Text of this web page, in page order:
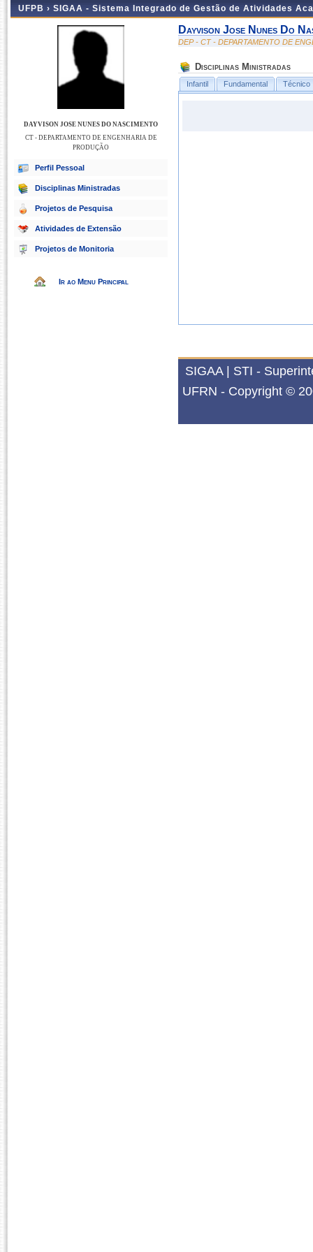
UFPB › SIGAA - Sistema Integrado de Gestão de Atividades
DAYVISON JOSE NUNES DO NASCIMENTO
CT - DEPARTAMENTO DE ENGENHARIA DE
PRODUÇÃO
Perfil Pessoal
Disciplinas Ministradas
Projetos de Pesquisa
Atividades de Extensão
Projetos de Monitoria
Ir ao Menu Principal
Dayvison Jose Nunes Do
DEP - CT - DEPARTAMENTO DE
Disciplinas Ministradas
Infantil Fundamental Técnico
SIGAA | STI -
UFRN - Copyright ©